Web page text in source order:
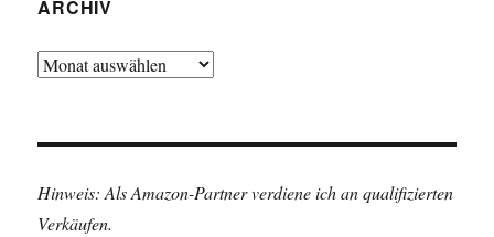
ARCHIV
Archiv
Hinweis: Als Amazon-Partner verdiene ich an qualifizierten
Verkäufen.